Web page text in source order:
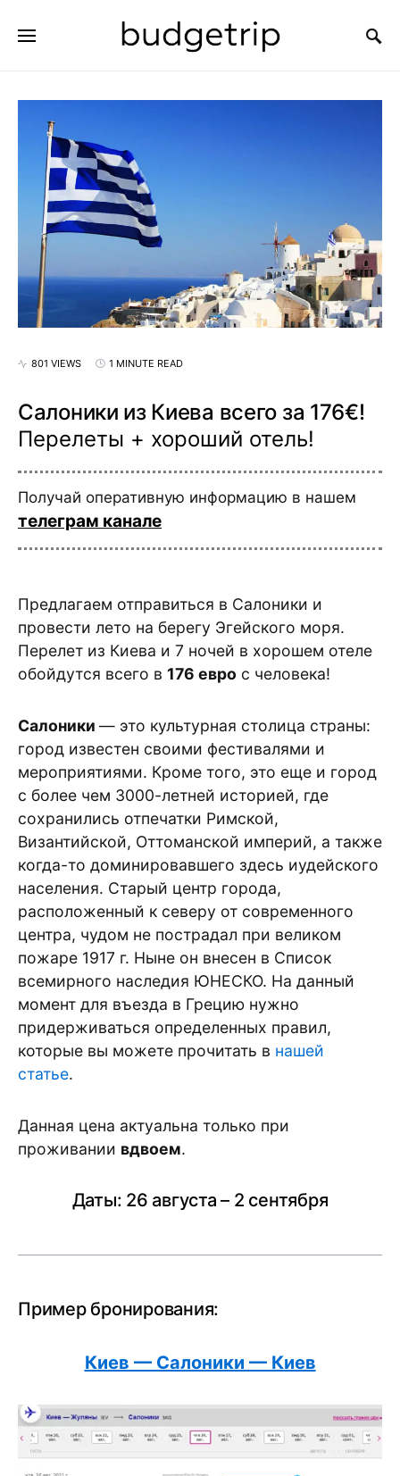
801 VIEWS 1 MINUTE READ
Салоники из Киева всего за 176€!
Перелеты + хороший отель!
Получай оперативную информацию в нашем
телеграм канале
Предлагаем отправиться в Салоники и
провести лето на берегу Эгейского моря.
Перелет из Киева и 7 ночей в хорошем отеле
обойдутся всего в 176 евро с человека!
Салоники — это культурная столица страны:
город известен своими фестивалями и
мероприятиями. Кроме того, это еще и город
с более чем 3000-летней историей, где
сохранились отпечатки Римской,
Византийской, Оттоманской империй, а также
когда-то доминировавшего здесь иудейского
населения. Старый центр города,
расположенный к северу от современного
центра, чудом не пострадал при великом
пожаре 1917 г. Ныне он внесен в Список
всемирного наследия ЮНЕСКО. На данный
момент для въезда в Грецию нужно
придерживаться определенных правил,
которые вы можете прочитать в нашей
статье.
Данная цена актуальна только при
проживании вдвоем.
Даты: 26 августа – 2 сентября
Пример бронирования:
Киев — Салоники — Киев